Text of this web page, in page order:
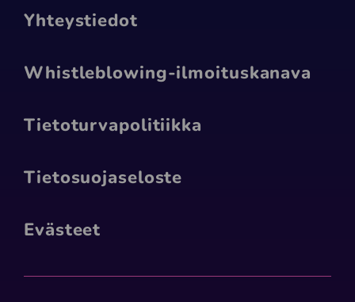
Yhteystiedot
Whistleblowing-ilmoituskanava
Tietoturva­politiikka
Tietosuojaseloste
Evästeet